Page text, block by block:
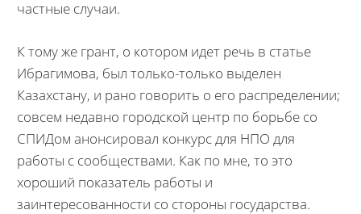
частные случаи.
К тому же грант, о котором идет речь в статье
Ибрагимова, был только-только выделен
Казахстану, и рано говорить о его распределении;
совсем недавно городской центр по борьбе со
СПИДом анонсировал конкурс для НПО для
работы с сообществами. Как по мне, то это
хороший показатель работы и
заинтересованности со стороны государства.